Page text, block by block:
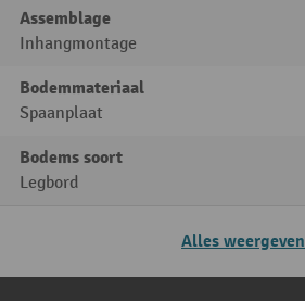
Assemblage
Inhangmontage
Bodemmateriaal
Spaanplaat
Bodems soort
Legbord
Alles weergeven